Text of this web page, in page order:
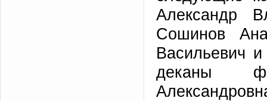
Александр
Сошинов
Васильевич
деканы